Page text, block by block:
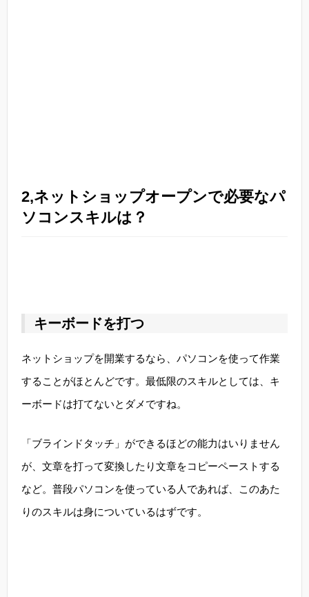
2,ネットショップオープンで必要なパ
ソコンスキルは？
キーボードを打つ
ネットショップを開業するなら、パソコンを使って作業
することがほとんどです。最低限のスキルとしては、キ
ーボードは打てないとダメですね。
「ブラインドタッチ」ができるほどの能力はいりません
が、文章を打って変換したり文章をコピーペーストする
など。普段パソコンを使っている人であれば、このあた
りのスキルは身についているはずです。